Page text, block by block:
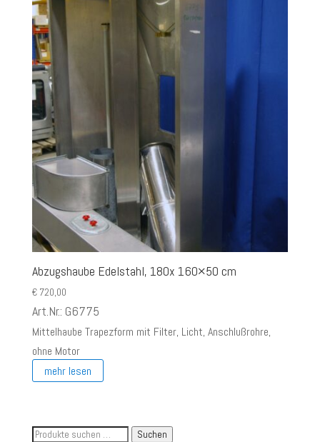
Abzugshaube Edelstahl, 180x 160×50 cm
€720,00
Art.Nr.: G6775
Mittelhaube Trapezform mit Filter, Licht, Anschlußrohre,
ohne Motor
mehr lesen
Suche
Suchen